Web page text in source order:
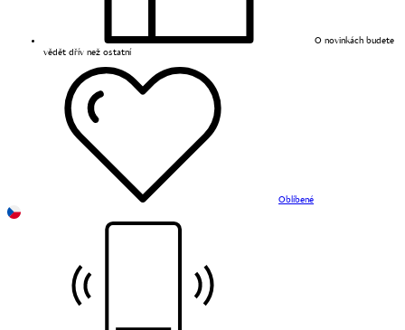
O novinkách budete
vědět dřív než ostatní
Oblíbené